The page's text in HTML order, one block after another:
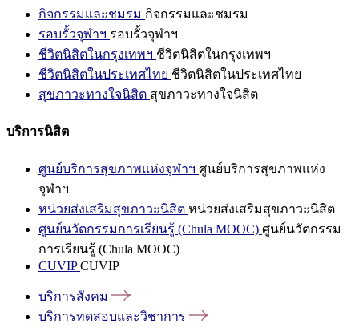
กิจกรรมและชมรม กิจกรรมและชมรม
รอบรั้วจุฬาฯ รอบรั้วจุฬาฯ
ชีวิตนิสิตในกรุงเทพฯ ชีวิตนิสิตในกรุงเทพฯ
ชีวิตนิสิตในประเทศไทย ชีวิตนิสิตในประเทศไทย
สุขภาวะทางใจนิสิต สุขภาวะทางใจนิสิต
บริการนิสิต
ศูนย์บริการสุขภาพแห่งจุฬาฯ ศูนย์บริการสุขภาพแห่ง
จุฬาฯ
หน่วยส่งเสริมสุขภาวะนิสิต หน่วยส่งเสริมสุขภาวะนิสิต
ศูนย์นวัตกรรมการเรียนรู้ (Chula MOOC) ศูนย์นวัตกรรม
การเรียนรู้ (Chula MOOC)
CUVIPCUVIP
บริการสังคม
บริการทดสอบและวิชาการ